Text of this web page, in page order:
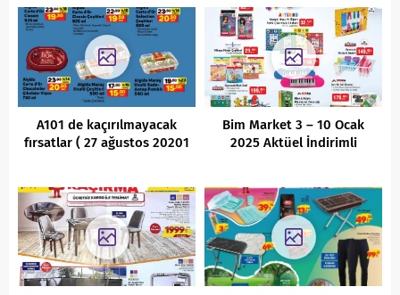
A101 de kaçırılmayacak
fırsatlar ( 27 ağustos 20201
Bim Market 3 – 10 Ocak
2025 Aktüel İndirimli